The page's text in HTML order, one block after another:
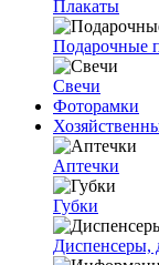
Плакаты
Подарочные
Свечи
Фоторамки
Аптечки
Губки
Диспенсеры,